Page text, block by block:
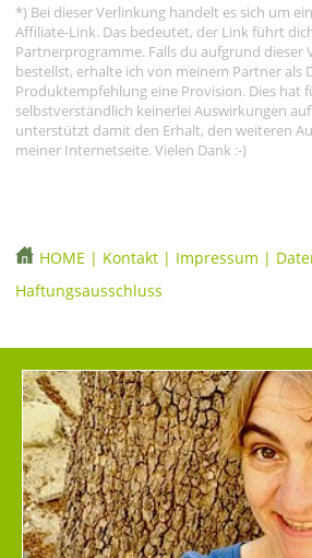
*) Bei dieser Verlinkung handelt es sich um
Affiliate-Link. Das bedeutet, der Link führt
Partnerprogramme. Falls du aufgrund dieser
bestellst, erhalte ich von meinem Partner als
Produktempfehlung eine Provision. Dies hat
selbstverständlich keinerlei Auswirkungen
unterstützt damit den Erhalt, den weiteren
meiner Internetseite. Vielen Dank :-)
HOME | Kontakt | Impressum |
Haftungsausschluss